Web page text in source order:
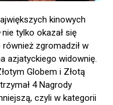
kinowych
nie tylko okazał się
zgromadził w
azjatyckiego widownię.
Globem i Złotą
4 Nagrody
czyli w kategorii